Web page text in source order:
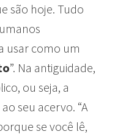
são hoje. Tudo
usar como um
”. Na antiguidade,
ou seja, a
seu acervo. “A
se você lê,